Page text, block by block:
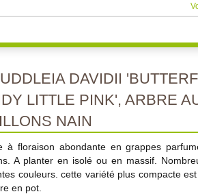
DAVIDII
LITTLE PINK', ARBRE
NAIN
à floraison abondante en grappes
A planter en isolé ou en massif.
couleurs. cette variété plus compacte
en pot.